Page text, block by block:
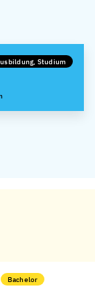
Studium
Bachelor